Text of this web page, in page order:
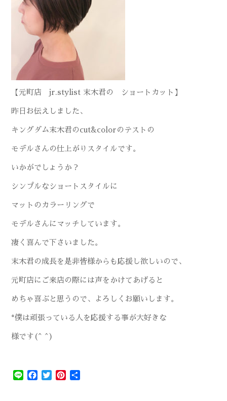
【元町店 jr.stylist 末木君の ショートカット】
昨日お伝えしました、
キングダム末木君のcut&colorのテストの
モデルさんの仕上がりスタイルです。
いかがでしょうか？
シンプルなショートスタイルに
マットのカラーリングで
モデルさんにマッチしています。
凄く喜んで下さいました。
末木君の成長を是非皆様からも応援し欲しいので、
元町店にご来店の際には声をかけてあげると
めちゃ喜ぶと思うので、よろしくお願いします。
*僕は頑張っている人を応援する事が大好きな
様です(^ ^)
Line Facebook
TwitterPinterest